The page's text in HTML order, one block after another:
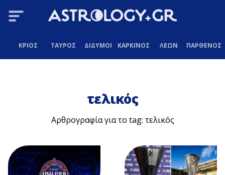
ΚΡΙΟΣ ΤΑΥΡΟΣ ΔΙΔΥΜΟΙ ΚΑΡΚΙΝΟΣ ΛΕΩΝ ΠΑΡΘΕΝΟΣ
τελικός
Αρθρογραφία για το tag: τελικός